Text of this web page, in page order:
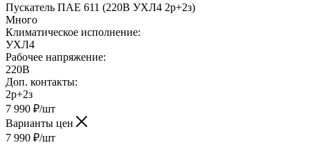
Пускатель ПАЕ 611 (220В УХЛ4 2р+2з)
Много
Климатическое исполнение:
УХЛ4
Рабочее напряжение:
220В
Доп. контакты:
2р+2з
7 990 ₽/шт
Варианты цен
7 990 ₽/шт